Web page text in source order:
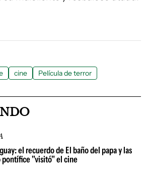
cine Película de terror
el recuerdo de El baño del papa y las
pontífice "visitó" el cine